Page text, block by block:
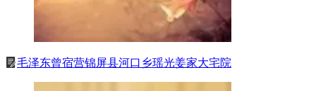
毛泽东曾宿营锦屏县河口乡瑶光姜家大宅院